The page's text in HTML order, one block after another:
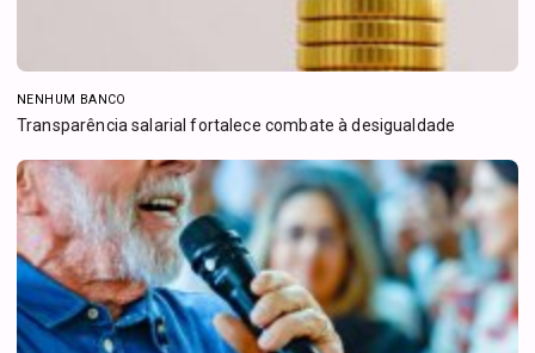
NENHUM BANCO
Transparência salarial fortalece combate à desigualdade